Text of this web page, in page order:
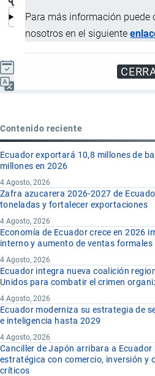
Para más información puede
nosotros en el siguiente
Actualizado el 8 Septiembre, 2024
Contenido reciente
Ecuador exportará 10,8 millones de
millones en 2026
4 Agosto, 2026
Zafra azucarera 2026-2027 de
toneladas y fortalecer exportaciones
4 Agosto, 2026
Economía de Ecuador crece en 2026
interno y aumento de ventas formales
4 Agosto, 2026
Ecuador integra nueva coalición
Unidos para combatir el crimen
4 Agosto, 2026
Ecuador moderniza su estrategia de
e inteligencia hasta 2029
4 Agosto, 2026
Canciller de Japón arribara a
estratégica con comercio, inversión y
críticos